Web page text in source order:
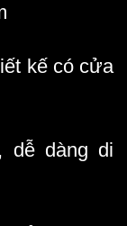
kế có cửa
dễ dàng di